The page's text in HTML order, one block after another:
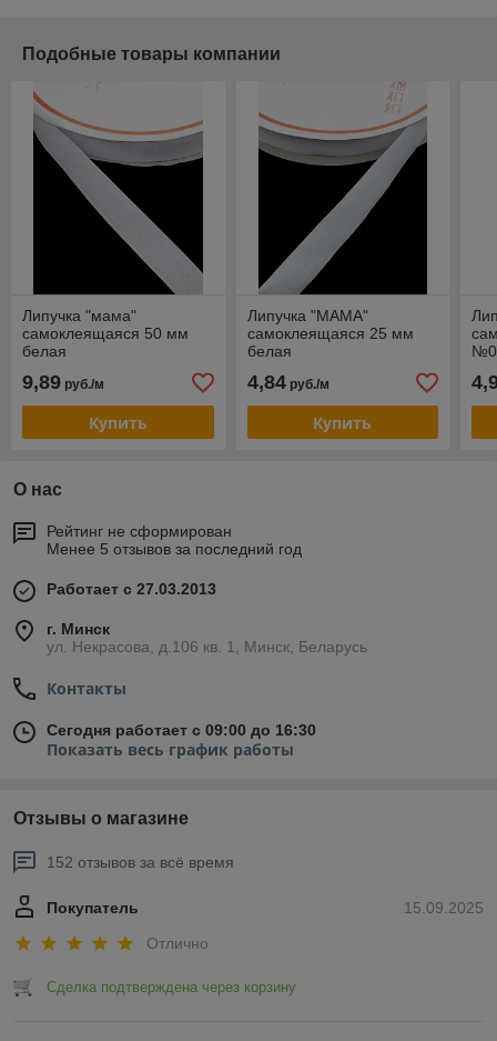
Подобные товары компании
Липучка "мама"
самоклеящаяся 50 мм
белая
9,89 руб./м
Купить
Липучка "МАМА"
самоклеящаяся 25 мм
белая
4,84руб./м
Купить
О нас
Рейтинг не сформирован
Менее 5 отзывов за последний год
Работает с 27.03.2013
г. Минск
ул. Некрасова, д.106 кв. 1, Минск, Беларусь
Контакты
Сегодня работает с 09:00 до 16:30
Показать весь график работы
Отзывы о магазине
152 отзывов за всё время
15.09.2025
Покупатель
Отлично
Сделка подтверждена через корзину